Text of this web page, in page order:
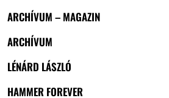
ARCHÍVUM – MAGAZIN
ARCHÍVUM
LÉNÁRD LÁSZLÓ
HAMMER FOREVER